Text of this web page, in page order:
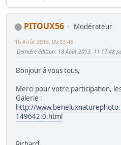
PITOUX56
Modérateur
16 Août 2013, 09:03:48
Dernière édition: 18 Août 2013, 11:17:48
Bonjour à vous tous,
Merci pour votre participation,
Galerie :
http://
149642.0.html